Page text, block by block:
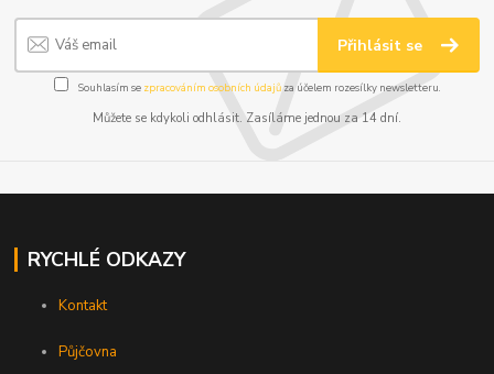
Přihlásit se
Souhlasím se zpracováním osobních údajůza účelem rozesílky newsletteru.
Můžete se kdykoli odhlásit. Zasíláme jednou za 14 dní.
RYCHLÉ ODKAZY
Kontakt
Půjčovna